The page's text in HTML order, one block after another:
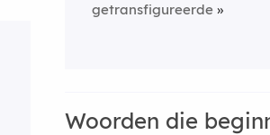
getransfigureerde
Woorden die